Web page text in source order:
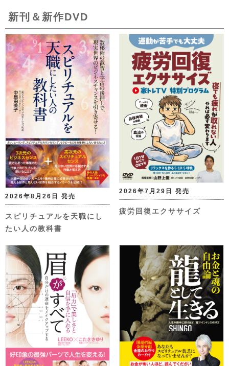
新刊＆新作DVD
2026年8月26日 発売
スピリチュアルを天職にし
たい人の教科書
2026年7月29日 発売
疲労回復エクササイズ